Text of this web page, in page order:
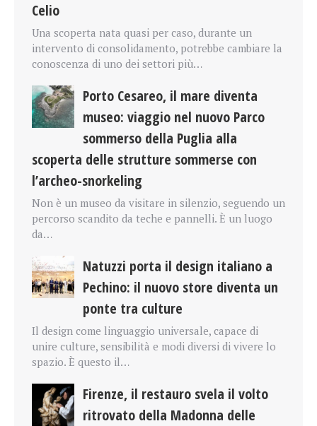
Celio
Una scoperta nata quasi per caso, durante un
intervento di consolidamento, potrebbe cambiare la
conoscenza di uno dei settori più…
Porto Cesareo, il mare diventa
museo: viaggio nel nuovo Parco
sommerso della Puglia alla
scoperta delle strutture sommerse con
l’archeo-snorkeling
Non è un museo da visitare in silenzio, seguendo un
percorso scandito da teche e pannelli. È un luogo
da…
Natuzzi porta il design italiano a
Pechino: il nuovo store diventa un
ponte tra culture
Il design come linguaggio universale, capace di
unire culture, sensibilità e modi diversi di vivere lo
spazio. È questo il…
Firenze, il restauro svela il volto
ritrovato della Madonna delle